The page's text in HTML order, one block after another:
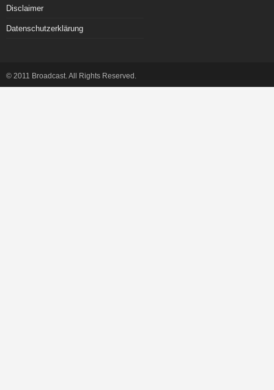
Disclaimer
Datenschutzerklärung
© 2011 Broadcast. All Rights Reserved.